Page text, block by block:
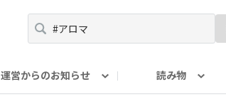
運営からのお知らせ 読み物